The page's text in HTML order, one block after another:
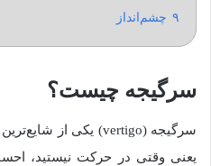
۹ چشم‌انداز
سرگیجه چیست؟
سرگیجه (
vertigo
) یکی از
یعنی وقتی در حرکت نیستید،